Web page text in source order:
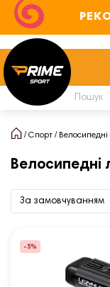
Спорт
Велосипедні
-5%